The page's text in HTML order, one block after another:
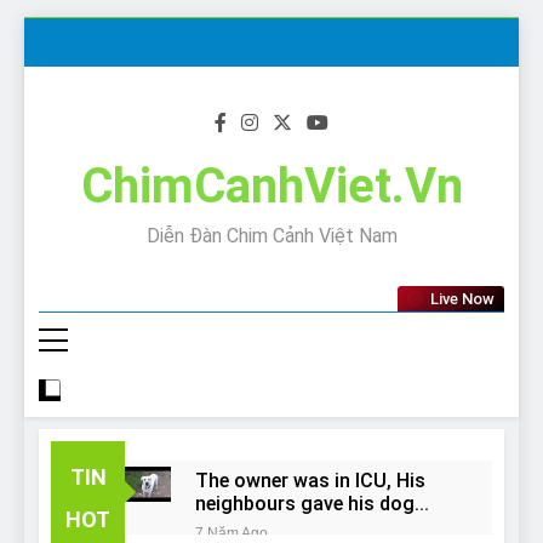
ChimCanhViet.Vn
Diễn Đàn Chim Cảnh Việt Nam
Live Now
TIN
HOT
The owner was in ICU, His
neighbours gave his dog
away!
7 Năm Ago